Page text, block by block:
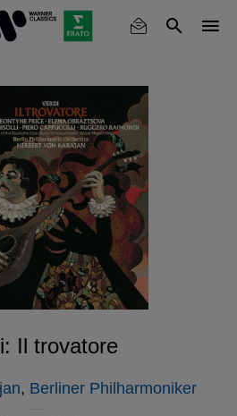
Il trovatore
, Berliner Philharmoniker